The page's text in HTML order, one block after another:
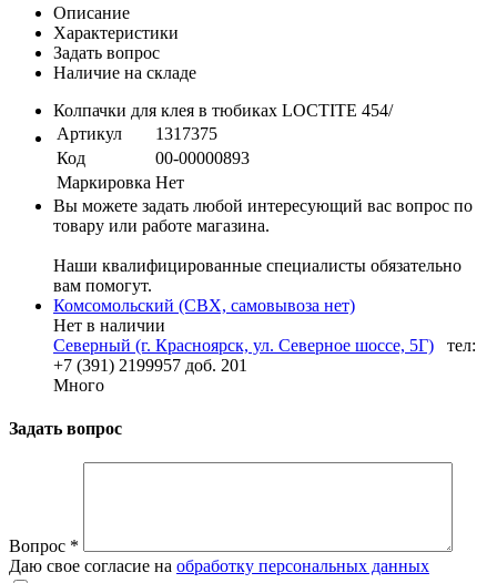
Описание
Характеристики
Задать вопрос
Наличие на складе
Колпачки для клея в тюбиках LOCTITE 454/
Артикул
1317375
Код
00-00000893
Маркировка Нет
Вы можете задать любой интересующий вас вопрос по
товару или работе магазина.
Наши квалифицированные специалисты обязательно
вам помогут.
Комсомольский (СВХ, самовывоза нет)
Нет в наличии
Северный (г. Красноярск, ул. Северное шоссе, 5Г)
тел:
+7 (391) 2199957 доб. 201
Много
Задать вопрос
Вопрос *
Даю свое согласие на обработку персональных данных